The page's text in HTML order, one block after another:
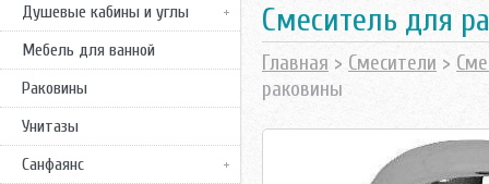
Душевые кабины и углы
Мебель для ванной
Раковины
Унитазы
Санфаянс
Смеситель для
Главная > Смесители >
раковины